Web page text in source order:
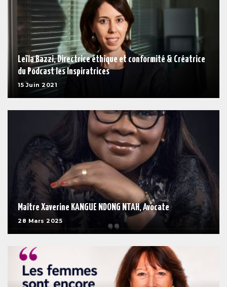
Leïla Bazzi, Directrice éthique et conformité & Créatrice
du Podcast les Inspiratrices
15 Juin 2021
Maître Xaverine KANGUE NDONG NTAH, Avocate
28 Mars 2025